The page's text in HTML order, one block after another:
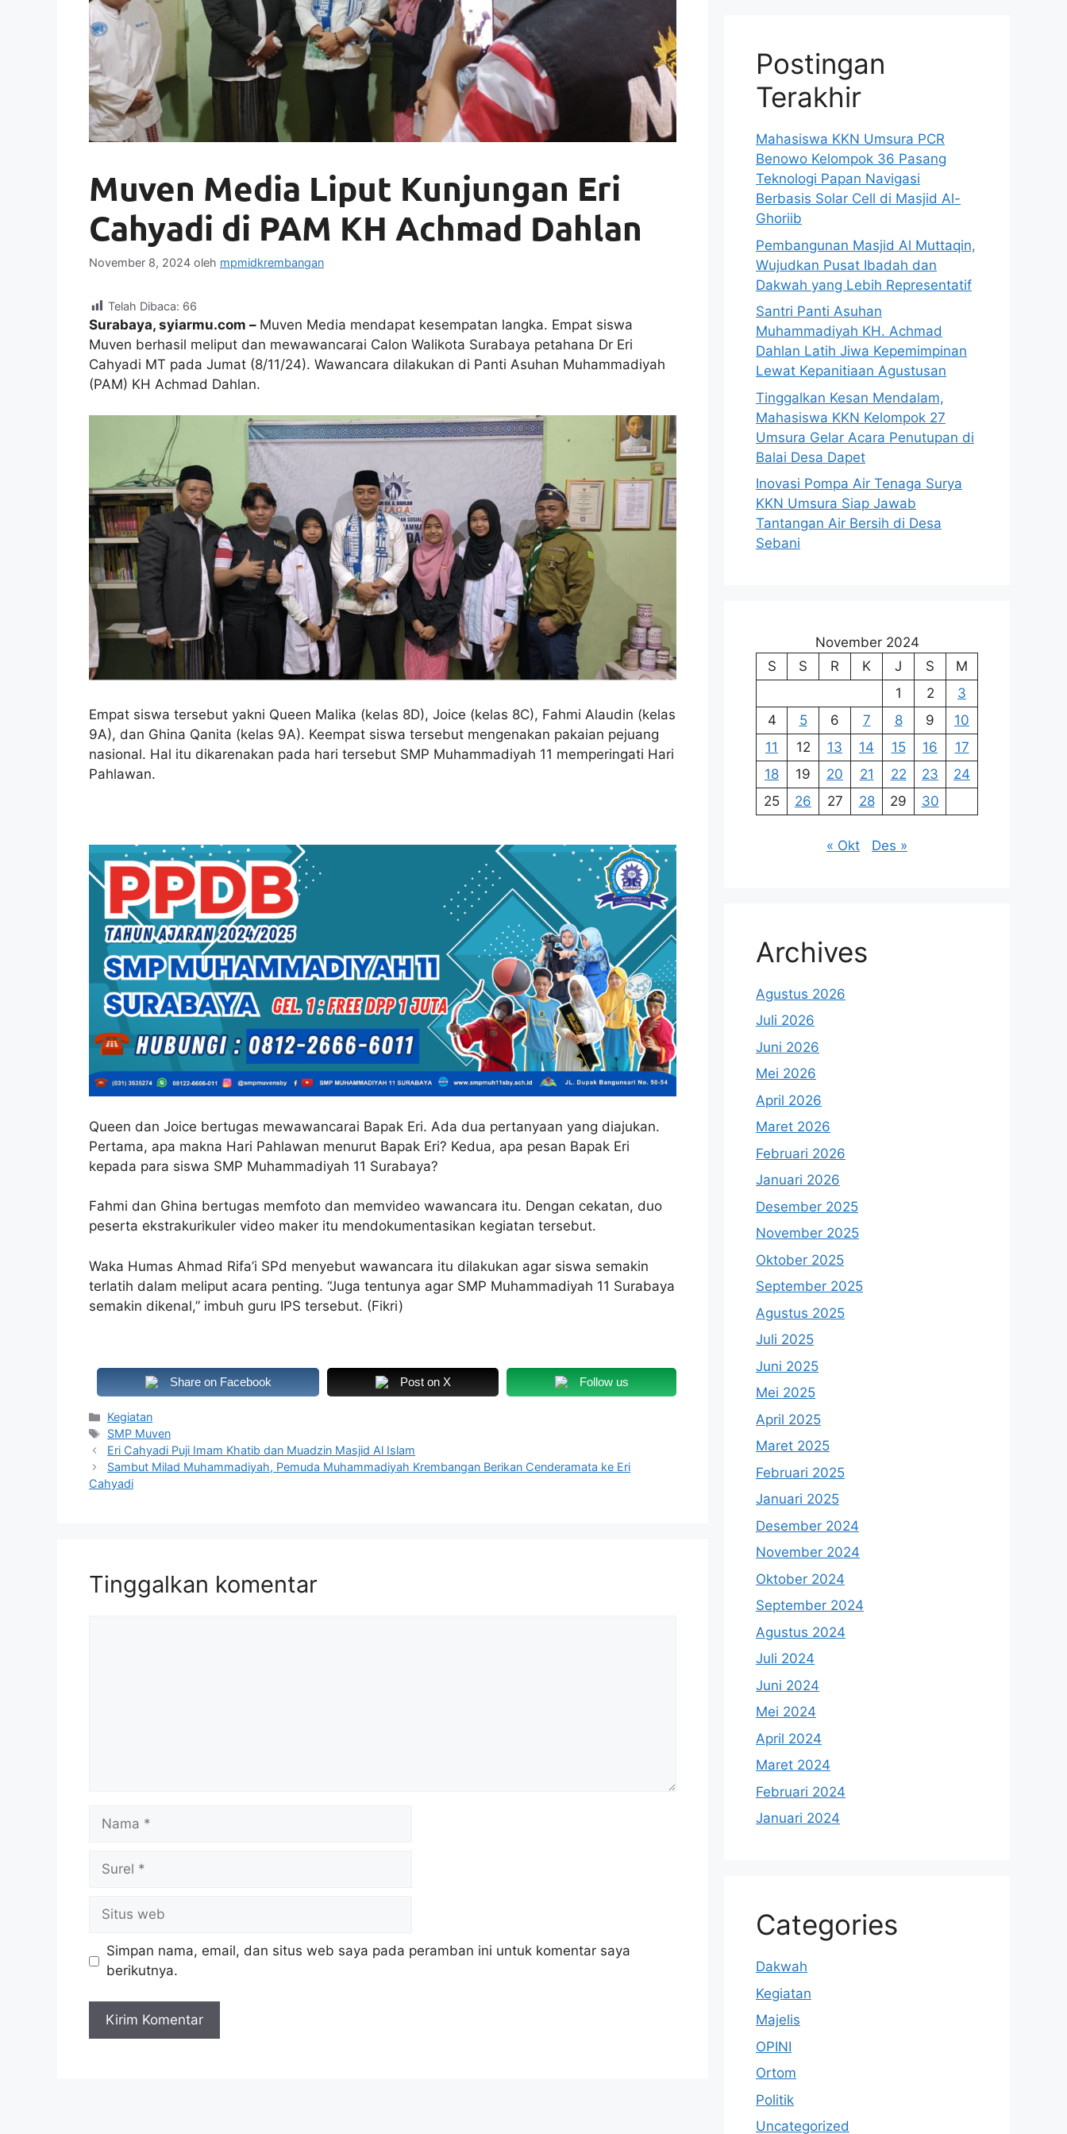
Muven Media Liput Kunjungan Eri
Cahyadi di PAM KH Achmad Dahlan
November 8, 2024 oleh mpmidkrembangan
Telah Dibaca: 66
Surabaya, syiarmu.com – Muven Media mendapat kesempatan langka. Empat siswa
Muven berhasil meliput dan mewawancarai Calon Walikota Surabaya petahana Dr Eri
Cahyadi MT pada Jumat (8/11/24). Wawancara dilakukan di Panti Asuhan Muhammadiyah
(PAM) KH Achmad Dahlan.
Empat siswa tersebut yakni Queen Malika (kelas 8D), Joice (kelas 8C), Fahmi Alaudin (kelas
9A), dan Ghina Qanita (kelas 9A). Keempat siswa tersebut mengenakan pakaian pejuang
nasional. Hal itu dikarenakan pada hari tersebut SMP Muhammadiyah 11 memperingati Hari
Pahlawan.
Queen dan Joice bertugas mewawancarai Bapak Eri. Ada dua pertanyaan yang diajukan.
Pertama, apa makna Hari Pahlawan menurut Bapak Eri? Kedua, apa pesan Bapak Eri
kepada para siswa SMP Muhammadiyah 11 Surabaya?
Fahmi dan Ghina bertugas memfoto dan memvideo wawancara itu. Dengan cekatan, duo
peserta ekstrakurikuler video maker itu mendokumentasikan kegiatan tersebut.
Waka Humas Ahmad Rifa’i SPd menyebut wawancara itu dilakukan agar siswa semakin
terlatih dalam meliput acara penting. “Juga tentunya agar SMP Muhammadiyah 11 Surabaya
semakin dikenal,” imbuh guru IPS tersebut. (Fikri)
Share on Facebook Post on X Follow us
Kategori
Kegiatan
Tag
SMP Muven
Eri Cahyadi Puji Imam Khatib dan Muadzin Masjid Al Islam
Sambut Milad Muhammadiyah, Pemuda Muhammadiyah Krembangan Berikan Cenderamata ke Eri
Cahyadi
Tinggalkan komentar
Nama
Surel
Situs
web
Simpan nama, email, dan situs web saya pada peramban ini untuk komentar saya
berikutnya.
Postingan
Terakhir
Mahasiswa KKN Umsura PCR
Benowo Kelompok 36 Pasang
Teknologi Papan Navigasi
Berbasis Solar Cell di Masjid Al-
Ghoriib
Pembangunan Masjid Al Muttaqin,
Wujudkan Pusat Ibadah dan
Dakwah yang Lebih Representatif
Santri Panti Asuhan
Muhammadiyah KH. Achmad
Dahlan Latih Jiwa Kepemimpinan
Lewat Kepanitiaan Agustusan
Tinggalkan Kesan Mendalam,
Mahasiswa KKN Kelompok 27
Umsura Gelar Acara Penutupan di
Balai Desa Dapet
Inovasi Pompa Air Tenaga Surya
KKN Umsura Siap Jawab
Tantangan Air Bersih di Desa
Sebani
November 2024
S
S R K J S
M
1
2
3
4
5 6 7 8 9
10
11
12 13 14 15 16
17
18
19 20 21 22 23
24
25
26 27 28 29 30
« Okt Des »
Archives
Agustus 2026
Juli 2026
Juni 2026
Mei 2026
April 2026
Maret 2026
Februari 2026
Januari 2026
Desember 2025
November 2025
Oktober 2025
September 2025
Agustus 2025
Juli 2025
Juni 2025
Mei 2025
April 2025
Maret 2025
Februari 2025
Januari 2025
Desember 2024
November 2024
Oktober 2024
September 2024
Agustus 2024
Juli 2024
Juni 2024
Mei 2024
April 2024
Maret 2024
Februari 2024
Januari 2024
Categories
Dakwah
Kegiatan
Majelis
OPINI
Ortom
Politik
Uncategorized